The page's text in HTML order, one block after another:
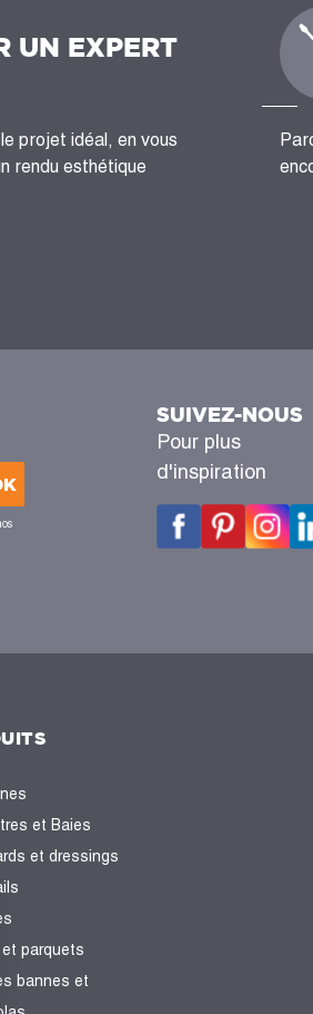
UN EXPERT
projet idéal, en vous
rendu esthétique
SUIVEZ-NOUS
Pour plus
d'inspiration
et Baies
et dressings
parquets
bannes et